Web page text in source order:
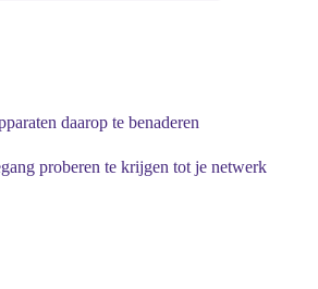
daarop te benaderen
proberen te krijgen tot je netwerk